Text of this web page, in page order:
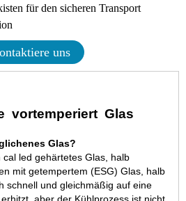
für den sicheren Transport
uns
vortemperiert Glas
Glas?
led gehärtetes Glas, halb
mit getempertem (ESG) Glas, halb
schnell und gleichmäßig auf eine